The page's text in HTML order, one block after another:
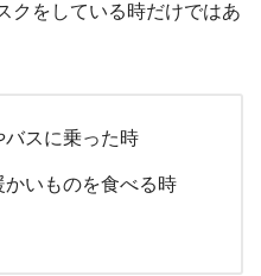
クをしている時だけではあ
バスに乗った時
いものを食べる時